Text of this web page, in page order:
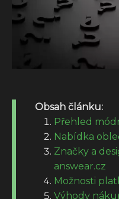
Obsah článku:
Přehled
Nabídka
Značky a
answear.cz
Možnosti
Výhody